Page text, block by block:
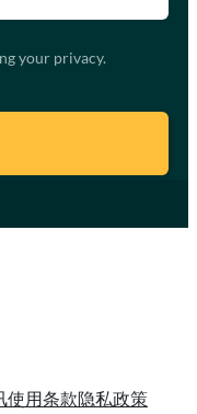
your privacy.
使用条款隐私政策